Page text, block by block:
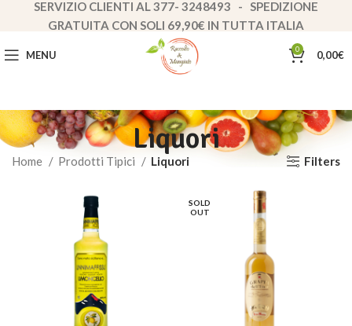
MENU 0 0,00€
Liquori
Home Prodotti Tipici Liquori Filters
SOLD
OUT
SERVIZIO CLIENTI AL 377- 3248493 - SPEDIZIONE
GRATUITA CON SOLI 69,90€ IN TUTTA ITALIA